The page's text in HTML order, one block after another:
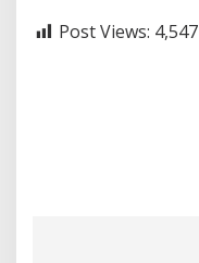
Post Views: 4,547